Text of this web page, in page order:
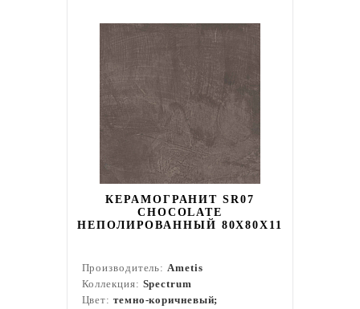
КЕРАМОГРАНИТ SR07
CHOCOLATE
НЕПОЛИРОВАННЫЙ 80X80Х11
Производитель:Ametis
Коллекция: Spectrum
Цвет: темно-коричневый;